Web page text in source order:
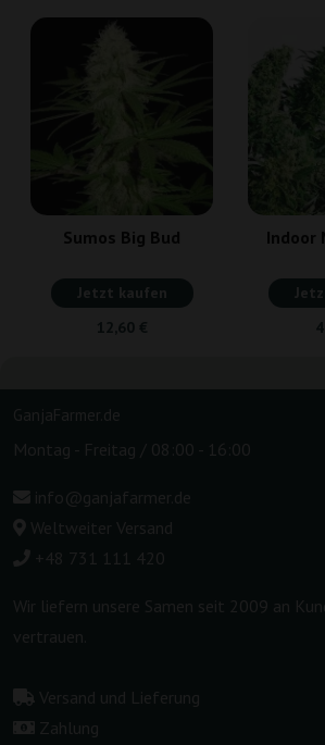
Sumos Big Bud
Jetzt kaufen
12,60 €
Indoor
GanjaFarmer.de
Montag - Freitag / 08:00 - 16:00
info@ganjafarmer.de
Weltweiter Versand
+48 731 111 420
Wir liefern unsere Samen seit 2009 an
vertrauen.
Versand und Lieferung
Zahlung